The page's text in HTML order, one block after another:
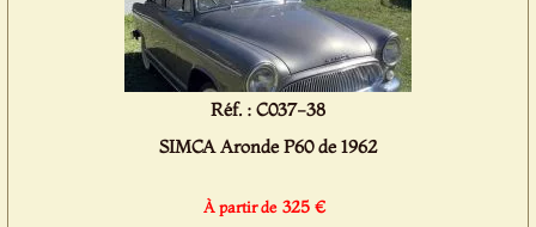
Réf. : C037-38
SIMCA Aronde P60 de 1962
À partir de 325 €